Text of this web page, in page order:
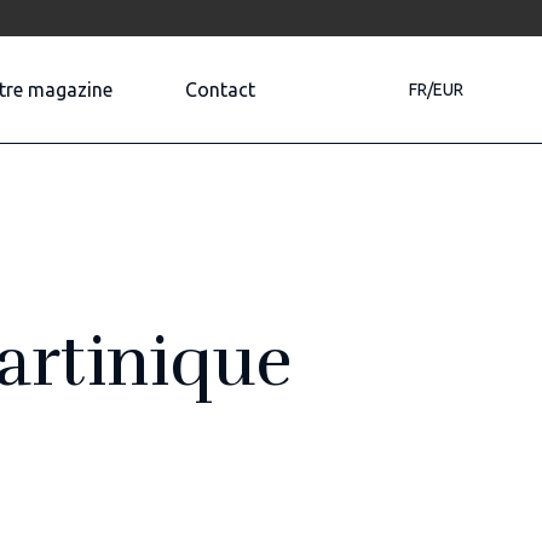
magazine Contact FR/EUR